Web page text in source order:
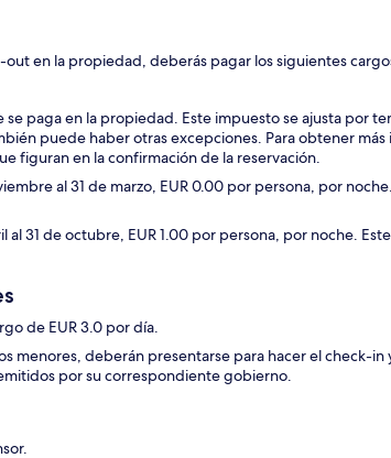
en la propiedad, deberás pagar los siguientes
se paga en la propiedad. Este impuesto se ajusta por
puede haber otras excepciones. Para obtener
figuran en la confirmación de la reservación.
al 31 de marzo, EUR 0.00 por persona, por
al 31 de octubre, EUR 1.00 por persona, por noche.
de EUR 3.0 por día.
menores, deberán presentarse para hacer el check-
por su correspondiente gobierno.